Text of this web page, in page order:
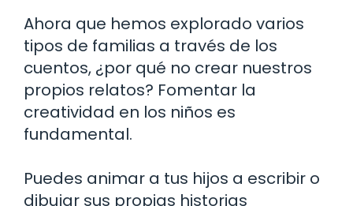
Ahora que hemos explorado varios
tipos de familias a través de los
cuentos, ¿por qué no crear nuestros
propios relatos? Fomentar la
creatividad en los niños es
fundamental.
Puedes animar a tus hijos a escribir o
dibujar sus propias historias